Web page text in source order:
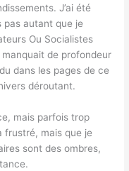
J’ai été
pas autant que je
Ou Socialistes
de profondeur
dans les pages de ce
déroutant.
mais parfois trop
frustré, mais que je
sont des ombres,